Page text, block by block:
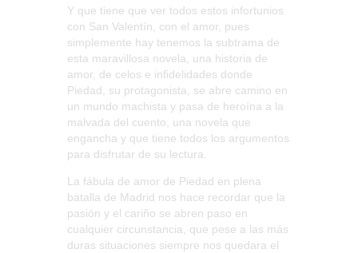
Y que tiene que ver todos estos infortunios
con San Valentín, con el amor, pues
simplemente hay tenemos la subtrama de
esta maravillosa novela, una historia de
amor, de celos e infidelidades donde
Piedad, su protagonista, se abre camino en
un mundo machista y pasa de heroína a la
malvada del cuento, una novela que
engancha y que tiene todos los argumentos
para disfrutar de su lectura.
La fábula de amor de Piedad en plena
batalla de Madrid nos hace recordar que la
pasión y el cariño se abren paso en
cualquier circunstancia, que pese a las más
duras situaciones siempre nos quedara el